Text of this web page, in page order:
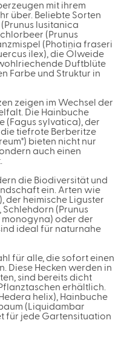
mit ihrem
über. Beliebte Sorten
lusitanica
(Prunus
(Photinia fraseri
ilex), die Ölweide
Duftblüte
Farbe und Struktur in
zeigen im Wechsel der
Die Hainbuche
(Fagus sylvatica), der
tiefrote Berberitze
bieten nicht nur
auch einen
die Biodiversität und
ein. Arten wie
der heimische Liguster
(Prunus
oder der
ideal für naturnahe
für alle, die sofort einen
Diese Hecken werden in
sind bereits dicht
erhältlich.
helix), Hainbuche
(Liquidambar
für jede Gartensituation